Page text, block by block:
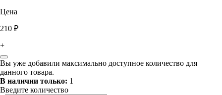
Цена
210 ₽
+
Вы уже добавили максимально доступное количество для
данного товара.
В наличии только: 1
Введите количество